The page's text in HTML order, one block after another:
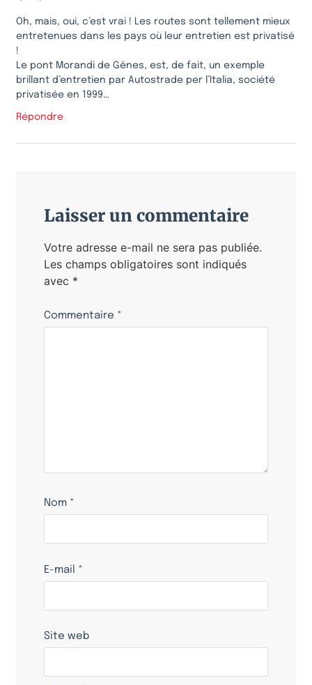
Oh, mais, oui, c’est vrai ! Les routes sont tellement mieux
entretenues dans les pays où leur entretien est privatisé
!
Le pont Morandi de Gênes, est, de fait, un exemple
brillant d’entretien par Autostrade per l’Italia, société
privatisée en 1999…
Répondre
Laisser un commentaire
Votre adresse e-mail ne sera pas publiée.
Les champs obligatoires sont indiqués
avec *
Commentaire *
Nom *
E-mail *
Site web